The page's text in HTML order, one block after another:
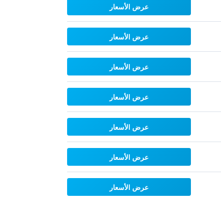
عرض الأسعار
عرض الأسعار
عرض الأسعار
عرض الأسعار
عرض الأسعار
عرض الأسعار
عرض الأسعار